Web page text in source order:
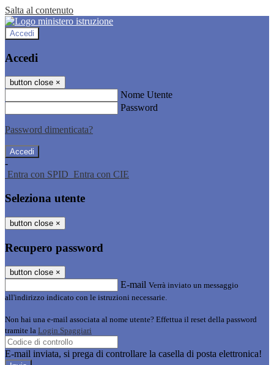
Salta al contenuto
Accedi
Accedi
button close ×
Nome Utente
Password
Password dimenticata?
-
Entra con SPID Entra con CIE
Seleziona utente
button close ×
Recupero password
button close ×
E-mail Verrà inviato un messaggio
all'indirizzo indicato con le istruzioni necessarie.
Non hai una e-mail associata al nome utente? Effettua il reset della password
tramite la Login Spaggiari
E-mail inviata, si prega di controllare la casella di posta elettronica!